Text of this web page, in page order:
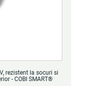
rezistent la socuri si
- COBI SMART®